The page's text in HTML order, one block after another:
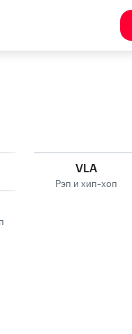
VLA
Рэп и хип-хоп